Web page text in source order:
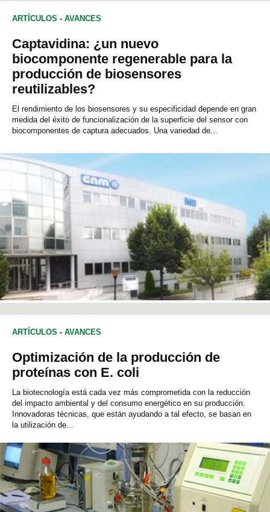
ARTÍCULOS - AVANCES
Captavidina: ¿un nuevo
biocomponente regenerable para la
producción de biosensores
reutilizables?
El rendimiento de los biosensores y su especificidad depende en gran
medida del éxito de funcionalización de la superficie del sensor con
biocomponentes de captura adecuados. Una variedad de...
ARTÍCULOS - AVANCES
Optimización de la producción de
proteínas con E. coli
La biotecnología está cada vez más comprometida con la reducción
del impacto ambiental y del consumo energético en su producción.
Innovadoras técnicas, que están ayudando a tal efecto, se basan en
la utilización de...